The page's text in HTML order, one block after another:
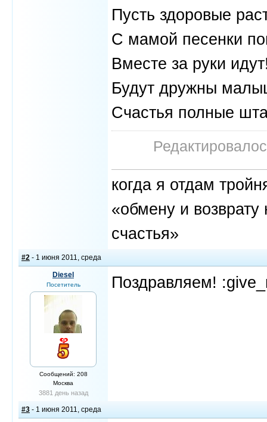
Пусть здоровые
С мамой песенки
Вместе за руки
Будут дружны
Счастья полные
когда я отдам
«обмену и
счастья»
#2 - 1 июня 2011, среда
Diesel
Посетитель
Сообщений: 208
Москва
3881 день назад
Поздравляем!
#3 - 1 июня 2011, среда